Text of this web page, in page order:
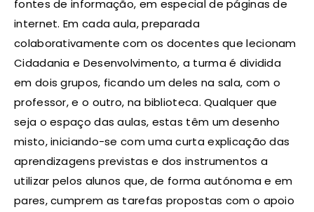
fontes de informação, em especial de páginas de
internet. Em cada aula, preparada
colaborativamente com os docentes que lecionam
Cidadania e Desenvolvimento, a turma é dividida
em dois grupos, ficando um deles na sala, com o
professor, e o outro, na biblioteca. Qualquer que
seja o espaço das aulas, estas têm um desenho
misto, iniciando-se com uma curta explicação das
aprendizagens previstas e dos instrumentos a
utilizar pelos alunos que, de forma autónoma e em
pares, cumprem as tarefas propostas com o apoio